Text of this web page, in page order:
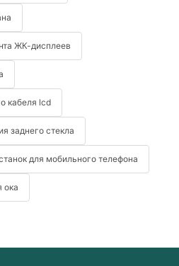
ЖК-дисплеев
кабеля lcd
заднего стекла
для мобильного телефона
ока